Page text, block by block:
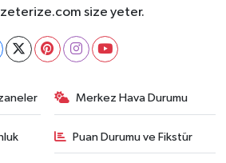
size yeter.
Merkez Hava Durumu
Puan Durumu ve Fikstür